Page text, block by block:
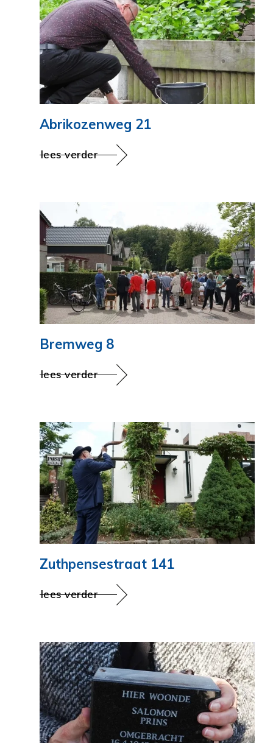
Abrikozenweg 21
lees verder
Bremweg 8
lees verder
Zuthpensestraat 141
lees verder